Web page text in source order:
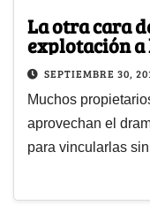
La otra cara
explotación a
SEPTIEMBRE 30,
Muchos
aprovechan el
para vincularlas